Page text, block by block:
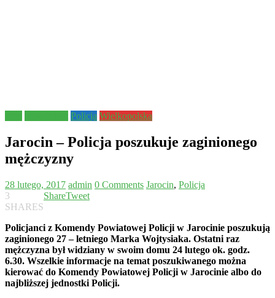
Policja Wielkopolska
Jarocin – Policja poszukuje zaginionego
mężczyzny
28 lutego, 2017 admin 0 Comments Jarocin, Policja
3
SHARES
ShareTweet
Policjanci z Komendy Powiatowej Policji w Jarocinie poszukują
zaginionego 27 – letniego Marka Wojtysiaka. Ostatni raz
mężczyzna był widziany w swoim domu 24 lutego ok. godz.
6.30. Wszelkie informacje na temat poszukiwanego można
kierować do Komendy Powiatowej Policji w Jarocinie albo do
najbliższej jednostki Policji.